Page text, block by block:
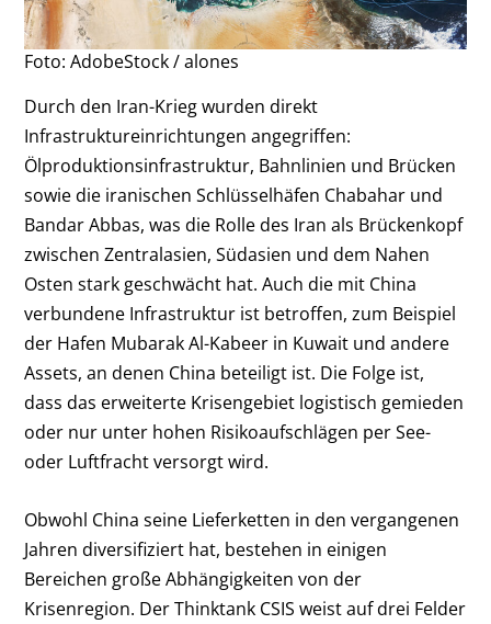
Foto: AdobeStock / alones
Durch den Iran-Krieg wurden direkt
Infrastruktureinrichtungen angegriffen:
Ölproduktionsinfrastruktur, Bahnlinien und Brücken
sowie die iranischen Schlüsselhäfen Chabahar und
Bandar Abbas, was die Rolle des Iran als Brückenkopf
zwischen Zentralasien, Südasien und dem Nahen
Osten stark geschwächt hat. Auch die mit China
verbundene Infrastruktur ist betroffen, zum Beispiel
der Hafen Mubarak Al-Kabeer in Kuwait und andere
Assets, an denen China beteiligt ist. Die Folge ist,
dass das erweiterte Krisengebiet logistisch gemieden
oder nur unter hohen Risikoaufschlägen per See-
oder Luftfracht versorgt wird.
Obwohl China seine Lieferketten in den vergangenen
Jahren diversifiziert hat, bestehen in einigen
Bereichen große Abhängigkeiten von der
Krisenregion. Der Thinktank CSIS weist auf drei Felder